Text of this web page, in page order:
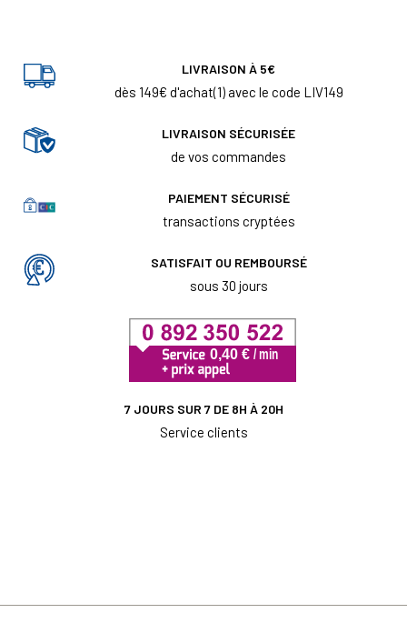
LIVRAISON À 5€
dès 149€ d'achat(1) avec le code LIV149
LIVRAISON SÉCURISÉE
de vos commandes
PAIEMENT SÉCURISÉ
transactions cryptées
SATISFAIT OU REMBOURSÉ
sous 30 jours
7 JOURS SUR 7 DE 8H À 20H
Service clients